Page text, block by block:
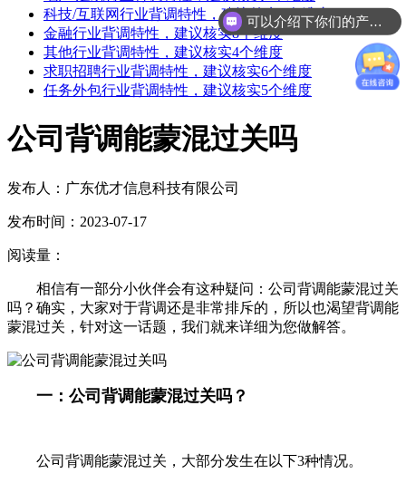
科技/互联网行业背调特性，建议核实6个维度
金融行业背调特性，建议核实8个维度
其他行业背调特性，建议核实4个维度
求职招聘行业背调特性，建议核实6个维度
任务外包行业背调特性，建议核实5个维度
公司背调能蒙混过关吗
发布人：广东优才信息科技有限公司
发布时间：2023-07-17
阅读量：
相信有一部分小伙伴会有这种疑问：公司背调能蒙混过关
吗？确实，大家对于背调还是非常排斥的，所以也渴望背调能
蒙混过关，针对这一话题，我们就来详细为您做解答。
一：公司背调能蒙混过关吗？
公司背调能蒙混过关，大部分发生在以下3种情况。
可以介绍下你们的产品么